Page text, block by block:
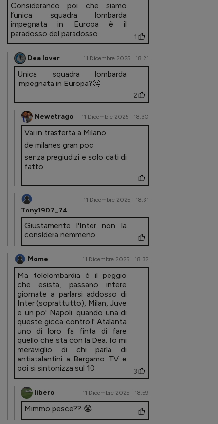
Considerando poi che siamo
l’unica squadra lombarda
impegnata in Europa è il
paradosso del paradosso
1
Dea lover 11 Dicembre 2025 | 18.21
Unica squadra lombarda
impegnata in Europa?🤔
2
Newetrago 11 Dicembre 2025 | 18.30
Vai in trasferta a Milano
de milanes gran poc
senza pregiudizi e solo dati di
fatto
Tony1907_74
11 Dicembre 2025 | 18.31
Giustamente l'Inter non la
considera nemmeno.
Mome 11 Dicembre 2025 | 18.32
Ma telelombardia è il peggio
che esista, passano intere
giornate a parlarsi addosso di
Inter (soprattutto), Milan, Juve
e un po' Napoli, quando una di
queste gioca contro l' Atalanta
uno di loro fa finta di fare
quello che sta con la Dea. Io mi
meraviglio di chi parla di
antiatalantini a Bergamo TV e
poi si sintonizza sul 10
3
libero 11 Dicembre 2025 | 18.59
Mimmo pesce?? 😭